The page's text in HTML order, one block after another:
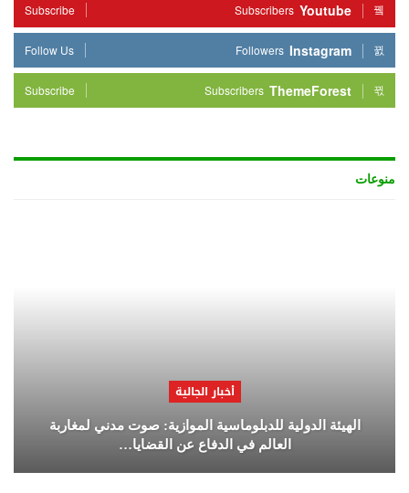
Youtube
Subscribers
Subscribe
Instagram
Followers
Follow Us
ThemeForest
Subscribers
Subscribe
منوعات
أخبار الجالية
الهيئة الدولية للدبلوماسية الموازية: صوت مدني لمغاربة
العالم في الدفاع عن القضايا…